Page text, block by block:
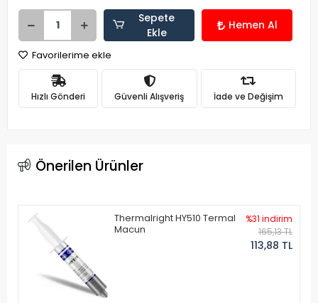
Sepete
Ekle
Hemen Al
Favorilerime ekle
Hızlı Gönderi Güvenli Alışveriş İade ve Değişim
Önerilen Ürünler
Thermalright HY510 Termal
Macun
%31 indirim
165,13 TL
113,88 TL